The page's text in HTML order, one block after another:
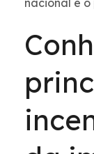
nacional e